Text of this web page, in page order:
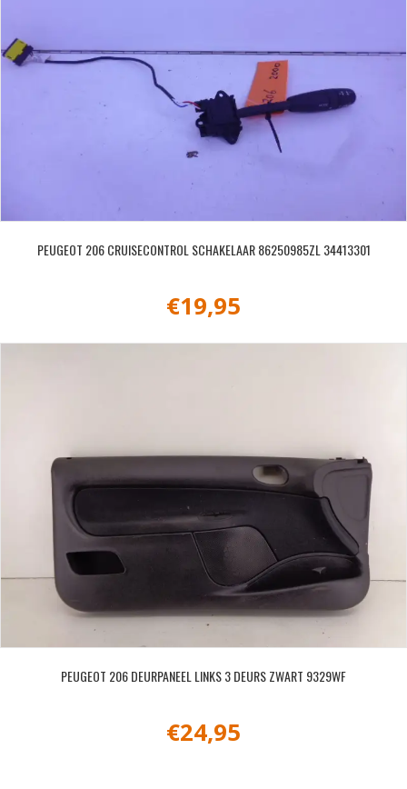
PEUGEOT 206 CRUISECONTROL SCHAKELAAR 86250985ZL 34413301
€19,95
PEUGEOT 206 DEURPANEEL LINKS 3 DEURS ZWART 9329WF
€24,95